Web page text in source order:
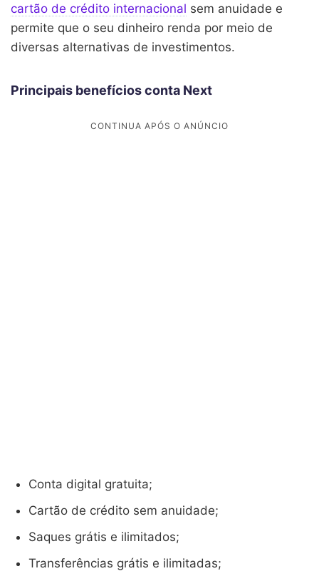
cartão de crédito internacional sem anuidade e
permite que o seu dinheiro renda por meio de
diversas alternativas de investimentos.
Principais benefícios conta Next
Conta digital gratuita;
Cartão de crédito sem anuidade;
Saques grátis e ilimitados;
Transferências grátis e ilimitadas;